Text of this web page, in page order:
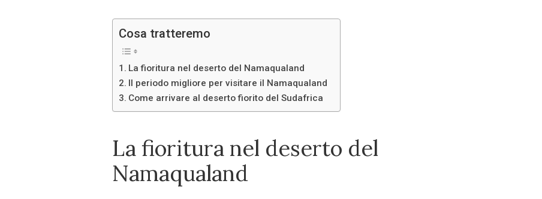
Cosa tratteremo
La fioritura nel deserto del Namaqualand
Il periodo migliore per visitare il Namaqualand
Come arrivare al deserto fiorito del Sudafrica
La fioritura nel deserto del
Namaqualand